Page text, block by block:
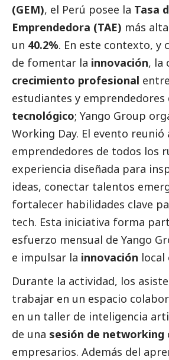
(GEM), el Perú posee la Tasa
Emprendedora (TAE) más
un 40.2%. En este contexto, y
de fomentar la innovación, la
crecimiento profesional
estudiantes y emprendedores
tecnológico; Yango Group
Working Day. El evento reunió
emprendedores de todos los
experiencia diseñada para
ideas, conectar talentos
fortalecer habilidades clave
tech. Esta iniciativa forma
esfuerzo mensual de Yango
e impulsar la innovación local
Durante la actividad, los
trabajar en un espacio
en un taller de inteligencia
de una sesión de networking
empresarios. Además del